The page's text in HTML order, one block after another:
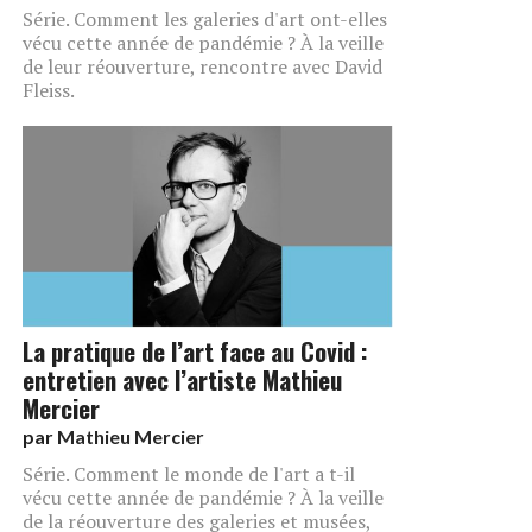
Série. Comment les galeries d'art ont-elles
vécu cette année de pandémie ? À la veille
de leur réouverture, rencontre avec David
Fleiss.
La pratique de l’art face au Covid :
entretien avec l’artiste Mathieu
Mercier
par Mathieu Mercier
Série. Comment le monde de l'art a t-il
vécu cette année de pandémie ? À la veille
de la réouverture des galeries et musées,